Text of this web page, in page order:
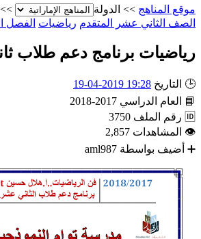
موقع المناهج >> الدولة >>
الصف الثاني عشر المتقدم رياضيات الفصل
رياضيات برنامج دعم طلاب
🕒 التاريخ 19:28 2019-04-19
📘
العام الدراسي 2017-2018
🆔 رقم الملف 3750
👁 المشاهدات 2,857
➕ أضيف بواسطة aml987